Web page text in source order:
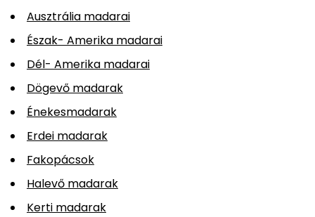
Ausztrália madarai
Észak- Amerika madarai
Dél- Amerika madarai
Dögevő madarak
Énekesmadarak
Erdei madarak
Fakopácsok
Halevő madarak
Kerti madarak